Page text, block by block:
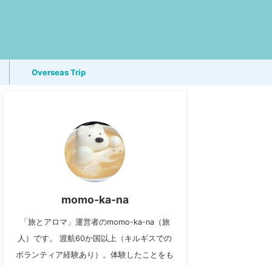
Overseas Trip
momo-ka-na
「旅とアロマ」運営者のmomo-ka-na（旅
人）です。 渡航60か国以上（キルギスでの
ボランティア経験あり）。体験したことをも